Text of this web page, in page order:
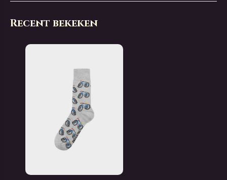
Recent bekeken